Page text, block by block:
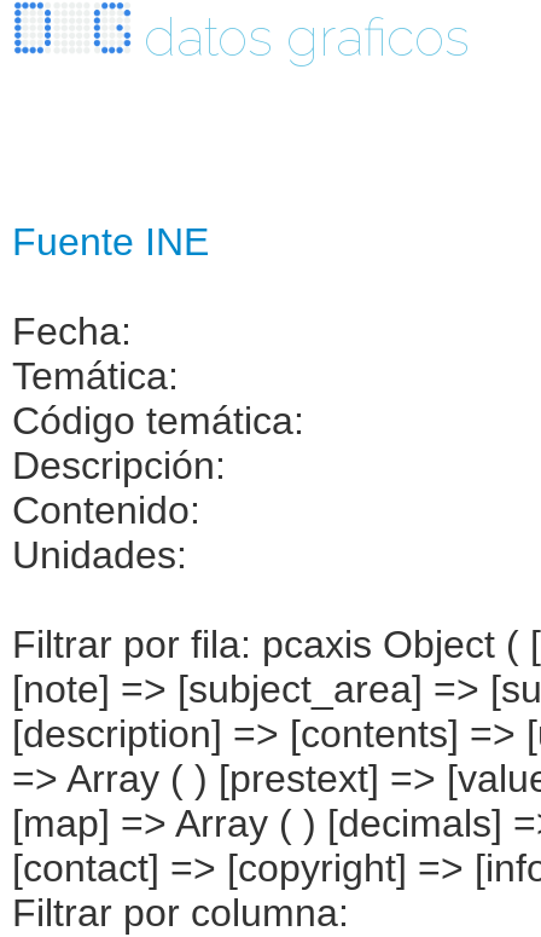
datos graficos
Fuente INE
Fecha:
Temática:
Código temática:
Descripción:
Contenido:
Unidades:
Filtrar por fila: pcaxis Object
[note] => [subject_area] =>
[description] => [contents] =>
=> Array ( ) [prestext] =>
[map] => Array ( ) [decimals]
[contact] => [copyright] =>
Filtrar por columna: